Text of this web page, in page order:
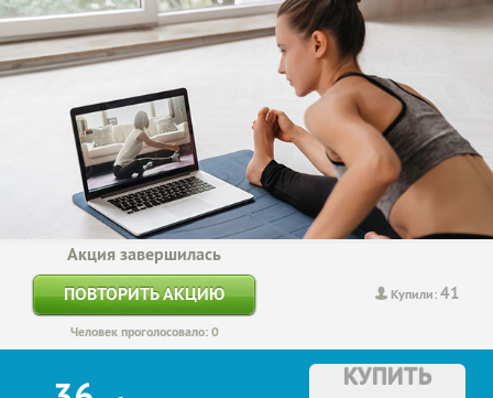
Купили:41
Акция завершилась
ПОВТОРИТЬ АКЦИЮ
Человек проголосовало: 0
КУПИТЬ